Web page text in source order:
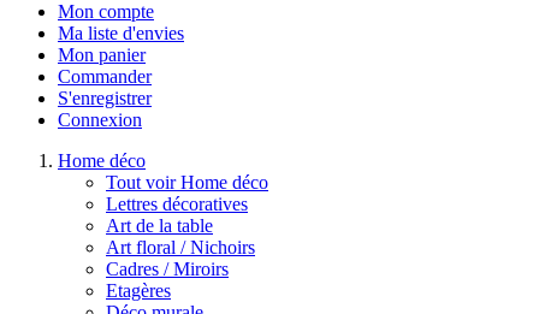
Mon compte
Ma liste d'envies
Mon panier
Commander
S'enregistrer
Connexion
Home déco
Tout voir Home déco
Lettres décoratives
Art de la table
Art floral / Nichoirs
Cadres / Miroirs
Etagères